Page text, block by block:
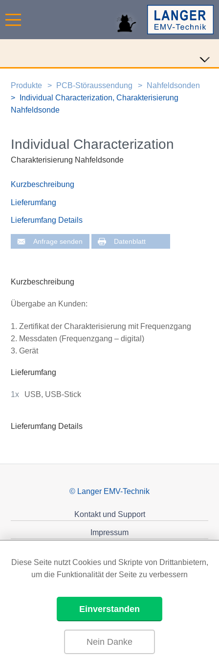
Produkte PCB-Störaussendung
Nahfeldsonden
Individual Characterization, Charakterisierung
Nahfeldsonde
Individual Characterization
Charakterisierung Nahfeldsonde
Kurzbeschreibung
Lieferumfang
Lieferumfang Details
Anfrage senden Datenblatt
Kurzbeschreibung
Übergabe an Kunden:
Zertifikat der Charakterisierung mit Frequenzgang
Messdaten (Frequenzgang – digital)
Gerät
Lieferumfang
1x USB, USB-Stick
Lieferumfang Details
© Langer EMV-Technik
Kontakt und Support
Impressum
Diese Seite nutzt Cookies und Skripte von Drittanbietern,
um die Funktionalität der Seite zu verbessern
Einverstanden
Nein Danke